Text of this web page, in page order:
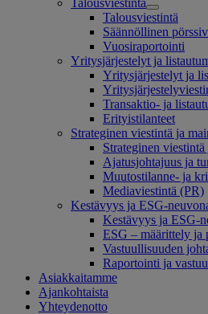
Talousviestintä
Talousviestintä
Säännöllinen
Vuosiraportointi
Yritysjärjestelyt ja
Yritysjärjestelyt ja
Transaktio- ja
Erityistilanteet
Strateginen viestintä ja
Strateginen
Ajatusjohtajuus ja
Muutostilanne- ja
Mediaviestintä (PR)
Kestävyys ja ESG-
Kestävyys ja ESG-
ESG – määrittely ja
Vastuullisuuden
Raportointi ja
Asiakkaitamme
Ajankohtaista
Yhteydenotto